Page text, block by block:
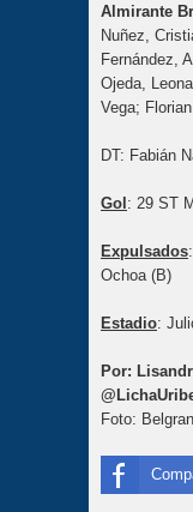
Almirante
Nuñez,
Fernández,
Ojeda,
Vega;
DT: Fabián
Gol : 29 ST
Expulsados
Ochoa (B)
Estadio:
Por:
Foto: